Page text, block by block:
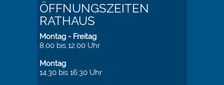
ÖFFNUNGSZEITEN
RATHAUS
Montag - Freitag
8.00 bis 12.00 Uhr
Montag
14.30 bis 16.30 Uhr